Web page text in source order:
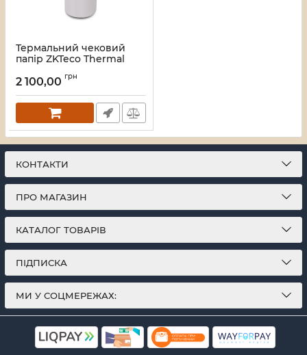
Термальний чековий
папір ZKTeco Thermal
Артикул:245310
2 100,00 грн
КОНТАКТИ
ПРО МАГАЗИН
КАТАЛОГ ТОВАРІВ
ПІДПИСКА
МИ У СОЦМЕРЕЖАХ: